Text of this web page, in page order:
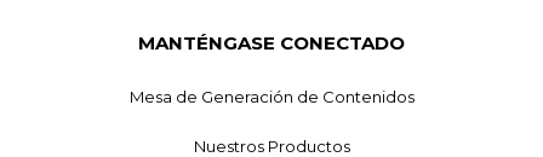
MANTÉNGASE CONECTADO
Mesa de Generación de Contenidos
Nuestros Productos